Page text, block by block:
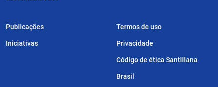
Publicações
Iniciativas
Termos de uso
Privacidade
Código de ética Santillana
Brasil